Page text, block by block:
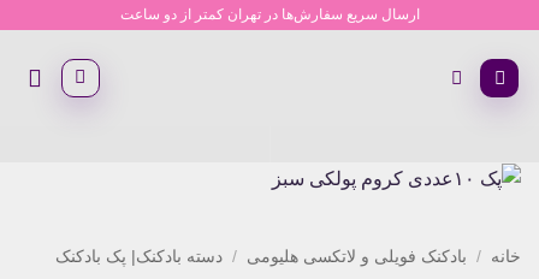
content
ارسال سریع سفارش‌ها در تهران کمتر از دو ساعت
خانه / بادکنک فویلی و لاتکسی هلیومی / دسته بادکنک| پک بادکنک